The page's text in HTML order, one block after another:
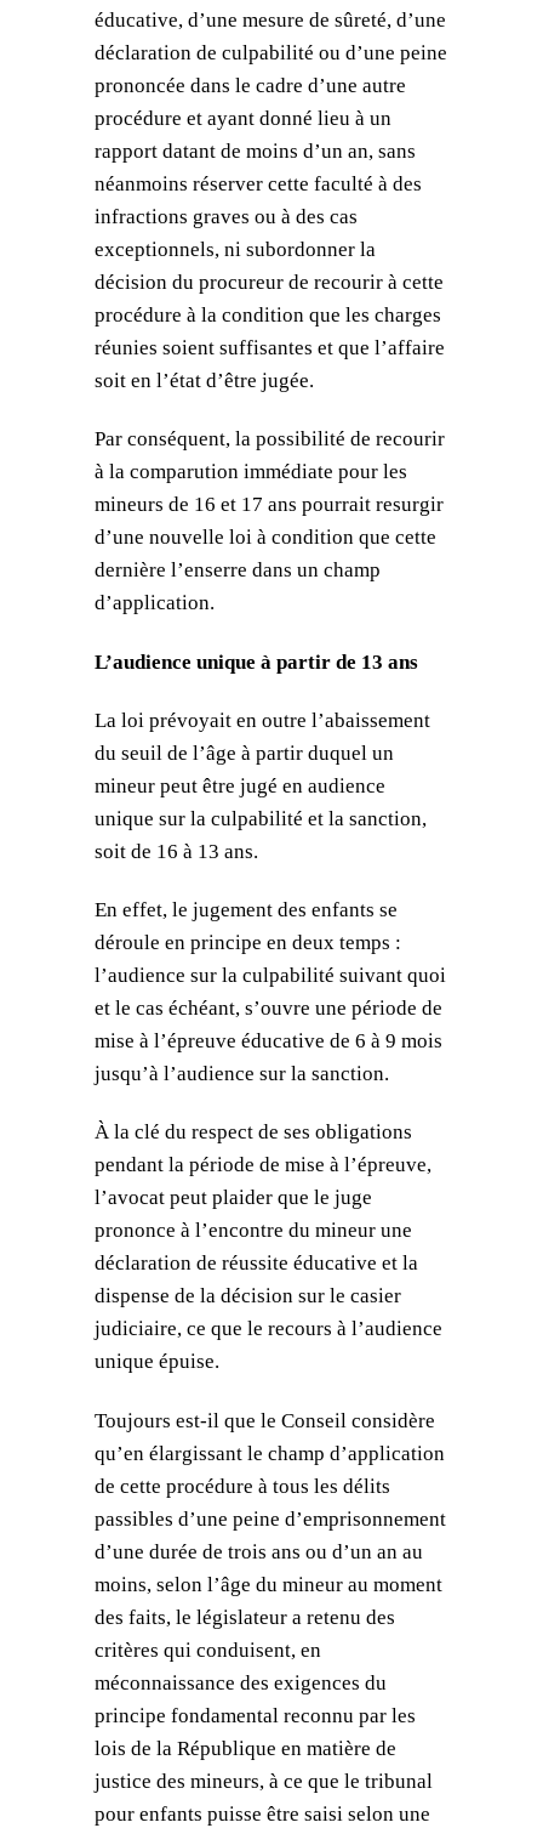
éducative, d’une mesure de sûreté, d’une
déclaration de culpabilité ou d’une peine
prononcée dans le cadre d’une autre
procédure et ayant donné lieu à un
rapport datant de moins d’un an, sans
néanmoins réserver cette faculté à des
infractions graves ou à des cas
exceptionnels, ni subordonner la
décision du procureur de recourir à cette
procédure à la condition que les charges
réunies soient suffisantes et que l’affaire
soit en l’état d’être jugée.
Par conséquent, la possibilité de recourir
à la comparution immédiate pour les
mineurs de 16 et 17 ans pourrait resurgir
d’une nouvelle loi à condition que cette
dernière l’enserre dans un champ
d’application.
L’audience unique à partir de 13 ans
La loi prévoyait en outre l’abaissement
du seuil de l’âge à partir duquel un
mineur peut être jugé en audience
unique sur la culpabilité et la sanction,
soit de 16 à 13 ans.
En effet, le jugement des enfants se
déroule en principe en deux temps :
l’audience sur la culpabilité suivant quoi
et le cas échéant, s’ouvre une période de
mise à l’épreuve éducative de 6 à 9 mois
jusqu’à l’audience sur la sanction.
À la clé du respect de ses obligations
pendant la période de mise à l’épreuve,
l’avocat peut plaider que le juge
prononce à l’encontre du mineur une
déclaration de réussite éducative et la
dispense de la décision sur le casier
judiciaire, ce que le recours à l’audience
unique épuise.
Toujours est-il que le Conseil considère
qu’en élargissant le champ d’application
de cette procédure à tous les délits
passibles d’une peine d’emprisonnement
d’une durée de trois ans ou d’un an au
moins, selon l’âge du mineur au moment
des faits, le législateur a retenu des
critères qui conduisent, en
méconnaissance des exigences du
principe fondamental reconnu par les
lois de la République en matière de
justice des mineurs, à ce que le tribunal
pour enfants puisse être saisi selon une